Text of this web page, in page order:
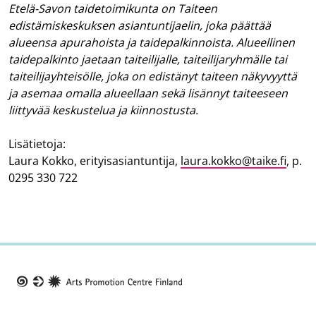
Etelä-Savon taidetoimikunta on Taiteen
edistämiskeskuksen asiantuntijaelin, joka päättää
alueensa apurahoista ja taidepalkinnoista. Alueellinen
taidepalkinto jaetaan taiteilijalle, taiteilijaryhmälle tai
taiteilijayhteisölle, joka on edistänyt taiteen näkyvyyttä
ja asemaa omalla alueellaan sekä lisännyt taiteeseen
liittyvää keskustelua ja kiinnostusta.
Lisätietoja:
Laura Kokko, erityisasiantuntija, laura.kokko@taike.fi, p.
0295 330 722